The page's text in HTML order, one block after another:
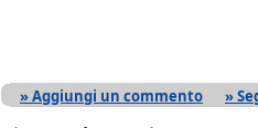
» Aggiungi un commento »